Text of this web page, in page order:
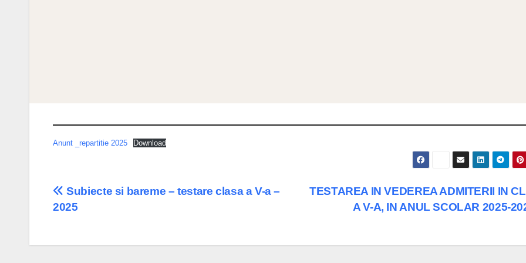
Anunt _repartitie 2025 Download
Post
TESTAREA IN VEDEREA ADMITERII IN
A V-A, IN ANUL SCOLAR 2025-
Subiecte si bareme – testare clasa a V-a –
2025